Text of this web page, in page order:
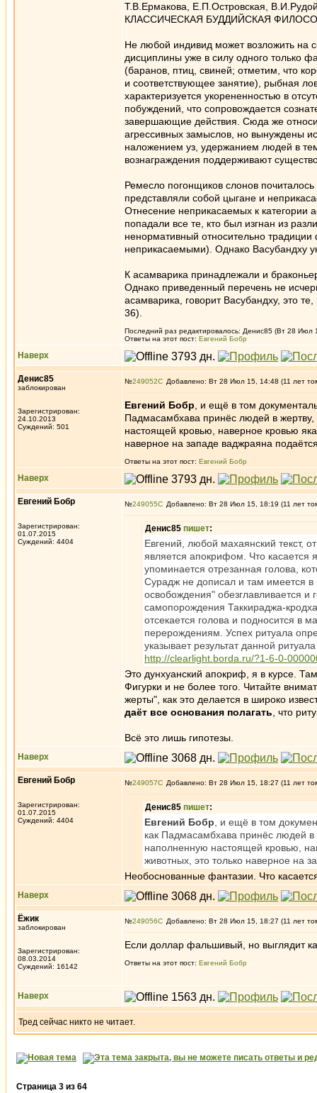
Т.В.Ермакова, Е.П.Островская,
КЛАССИЧЕСКАЯ БУДДИЙСКАЯ
Не любой индивид может возложить на
дисциплины уже в силу одного только
(баранов, птиц, свиней; отметим, что
и соответствующее занятие), рыбная
характеризуется укорененностью в
побуждений, что сопровождается
завершающие действия. Сюда же
агрессивных замыслов, но вынуждены
наложением уз, удержанием людей в
вознаграждения поддерживают
Ремесло погонщиков слонов
представляли собой цыгане и
Отнесение неприкасаемых к категории
попадали все те, кто был изгнан из
ненормативный относительно
неприкасаемыми). Однако Васубандху
К асамварика принадлежали и
Однако приведенный перечень не
асамварика, говорит Васубандху, это
36).
Последний раз редактировалось: Денис85 (Вт 28 Июл
Ответы на этот пост: Евгений Бобр
Наверх
Денис85
заблокирован
Зарегистрирован:
24.10.2013
Суждений: 501
№249052 Добавлено: Вт 28 Июл 15, 14:48 (11 лет
Евгений Бобр , и ещё в том
Падмасамбхава принёс людей в
настоящей кровью, наверное кровью
наверное на западе ваджраяна
Ответы на этот пост: Евгений Бобр
Наверх
Евгений Бобр
Зарегистрирован:
01.07.2015
Суждений: 4404
№249055 Добавлено: Вт 28 Июл 15, 18:19 (11 лет
Денис85 пишет:
Евгений, любой махаянский текст,
является апокрифом. Что касается
упоминается отрезанная голова,
Сурадж не дописал и там имеется в
освобождения" обезглавливается
самопорождения Таккираджа-
отсекается голова и подносится в
перерождениям. Успех ритуала
указывает результат данной
http://clearlight.borda.ru/?1-6-0-
Это дунхуанский апокриф, я в курсе.
Фигурки и не более того. Читайте
жерты", как это делается в широко
даёт все основания полагать , что
Всё это лишь гипотезы.
Наверх
Евгений Бобр
Зарегистрирован:
01.07.2015
Суждений: 4404
№249057 Добавлено: Вт 28 Июл 15, 18:27 (11 лет
Денис85 пишет:
Евгений Бобр , и ещё в том
как Падмасамбхава принёс людей
наполненную настоящей кровью,
животных, это только наверное на
Необоснованные фантазии. Что
Наверх
Ёжик
заблокирован
Зарегистрирован:
08.03.2014
Суждений: 16142
№249056 Добавлено: Вт 28 Июл 15, 18:27 (11 лет
Если доллар фальшивый, но выглядит
Ответы на этот пост: Евгений Бобр
Наверх
Тред сейчас никто не читает.
Страница 3 из 64